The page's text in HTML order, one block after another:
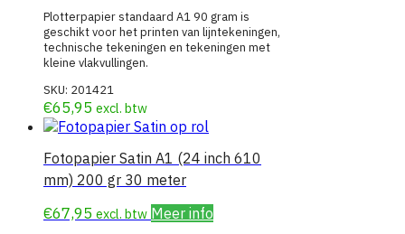
Plotterpapier standaard A1 90 gram is
geschikt voor het printen van lijntekeningen,
technische tekeningen en tekeningen met
kleine vlakvullingen.
SKU: 201421
€65,95 excl. btw
Fotopapier Satin A1 (24 inch 610
mm) 200 gr 30 meter
€67,95 excl. btw Meer info